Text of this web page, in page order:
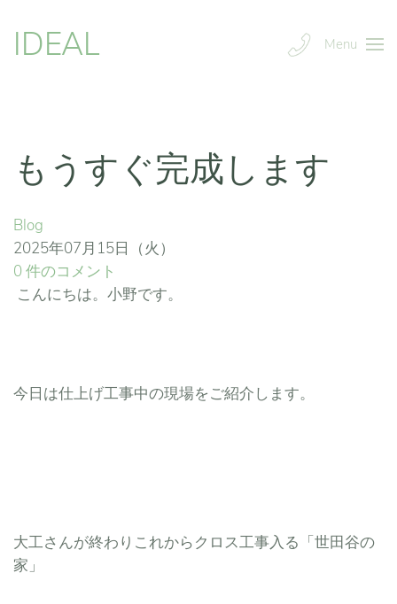
IDEAL Menu
もうすぐ完成します
Blog
2025年07月15日（火）
0 件のコメント
こんにちは。小野です。
今日は仕上げ工事中の現場をご紹介します。
大工さんが終わりこれからクロス工事入る「世田谷の
家」